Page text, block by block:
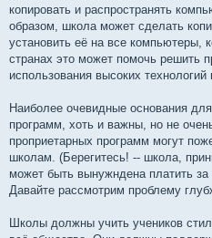
копировать и распространять
образом, школа может сделать
установить её на все компьютеры,
странах это может помочь решить
использования высоких технологий
Наиболее очевидные основания
программ, хоть и важны, но не
проприетарных программ могут
школам. (Берегитесь! -- школа,
может быть вынужндена платить
Давайте рассмотрим проблему
Школы должны учить учеников